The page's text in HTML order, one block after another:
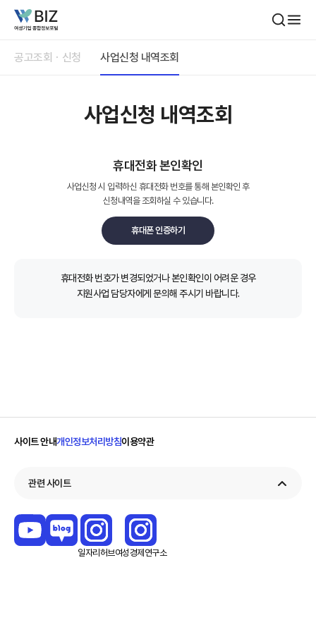
공고조회ㆍ신청 사업신청 내역조회
사업신청 내역조회
휴대전화 본인확인
사업신청 시 입력하신 휴대전화 번호를 통해 본인확인 후
신청내역을 조회하실 수 있습니다.
휴대폰 인증하기
휴대전화 번호가 변경되었거나 본인확인이 어려운 경우
지원사업 담당자에게 문의해 주시기 바랍니다.
사이트 안내개인정보처리방침이용약관
관련 사이트
일자리 허브여성경제 연구소